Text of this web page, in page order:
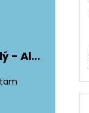
Turistický deník malý - Album Fotonálepek